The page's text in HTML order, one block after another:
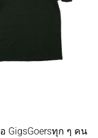
GigsGoersทุก ๆ คน